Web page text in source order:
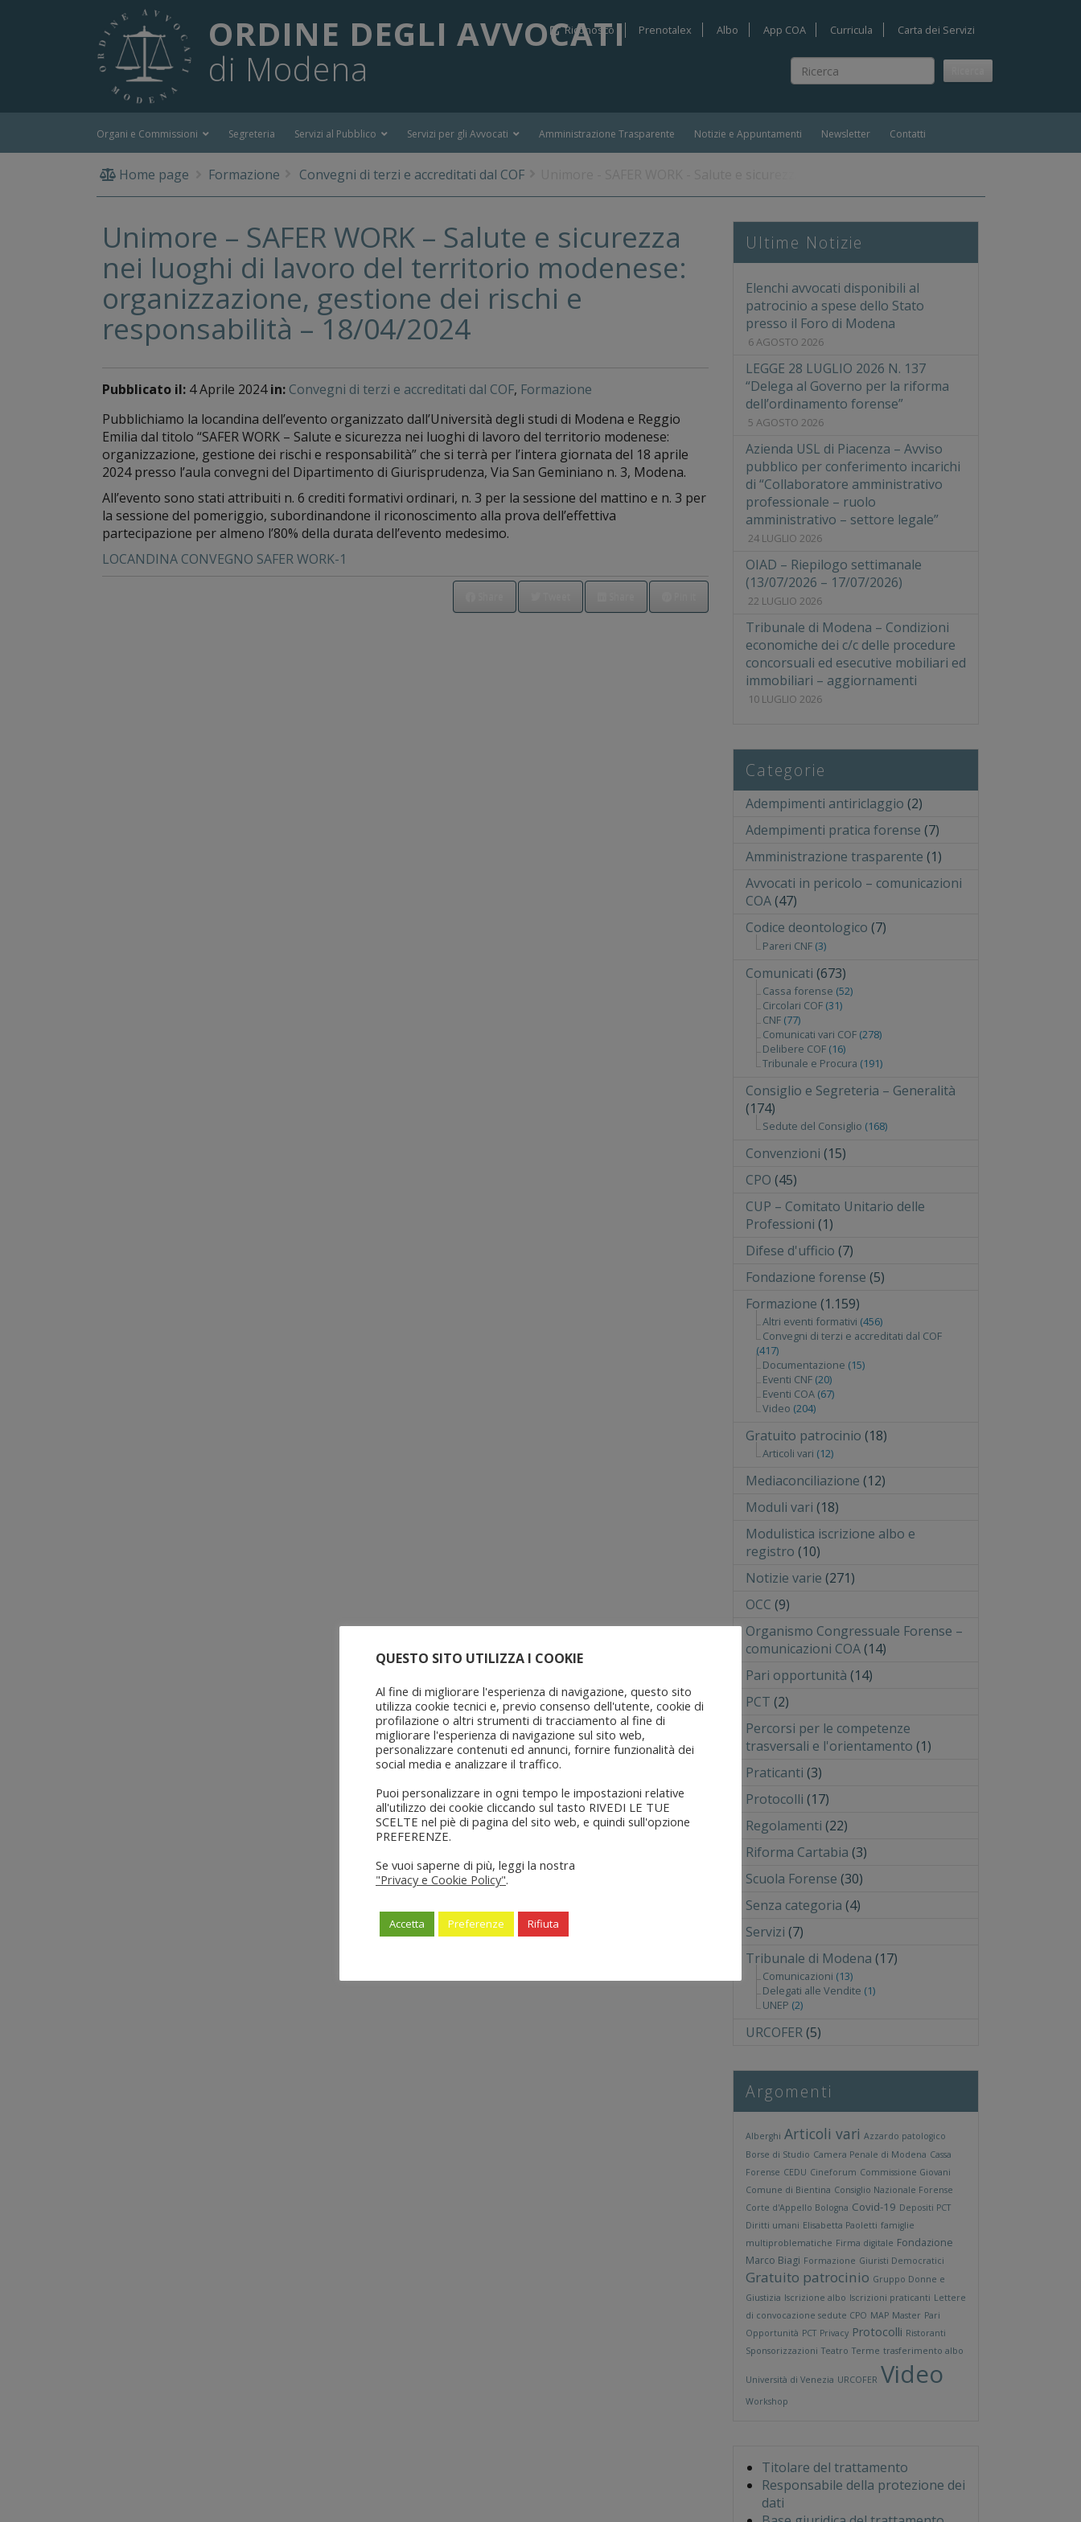
ORDINE DEGLI AVVOCATI
di Modena
Ricerca
Riconosco Prenotalex Albo App COA Curricula Carta dei Servizi
Organi e Commissioni Segreteria Servizi al Pubblico Servizi per gli Avvocati Amministrazione Trasparente Notizie e Appuntamenti Newsletter Contatti
Home page Formazione Convegni di terzi e accreditati dal COF
Unimore – SAFER WORK – Salute e sicurezza
nei luoghi di lavoro del territorio modenese:
organizzazione, gestione dei rischi e
responsabilità – 18/04/2024
Pubblicato il: 4 Aprile 2024in: Convegni di terzi e accreditati dal COF, Formazione
Pubblichiamo la locandina dell’evento organizzato dall’Università degli studi di Modena e Reggio
Emilia dal titolo “SAFER WORK – Salute e sicurezza nei luoghi di lavoro del territorio modenese:
organizzazione, gestione dei rischi e responsabilità” che si terrà per l’intera giornata del 18 aprile
2024 presso l’aula convegni del Dipartimento di Giurisprudenza, Via San Geminiano n. 3, Modena.
All’evento sono stati attribuiti n. 6 crediti formativi ordinari, n. 3 per la sessione del mattino e n. 3 per
la sessione del pomeriggio, subordinandone il riconoscimento alla prova dell’effettiva
partecipazione per almeno l’80% della durata dell’evento medesimo.
LOCANDINA CONVEGNO SAFER WORK-1
Ultime Notizie
Elenchi avvocati disponibili al
patrocinio a spese dello Stato
presso il Foro di Modena
6 AGOSTO 2026
LEGGE 28 LUGLIO 2026 N. 137
“Delega al Governo per la riforma
dell’ordinamento forense”
5 AGOSTO 2026
Azienda USL di Piacenza – Avviso
pubblico per conferimento incarichi
di “Collaboratore amministrativo
professionale – ruolo
amministrativo – settore legale”
24 LUGLIO 2026
OIAD – Riepilogo settimanale
(13/07/2026 – 17/07/2026)
22 LUGLIO 2026
Tribunale di Modena – Condizioni
economiche dei c/c delle procedure
concorsuali ed esecutive mobiliari ed
immobiliari – aggiornamenti
10 LUGLIO 2026
Categorie
Adempimenti antiriclaggio (2)
Adempimenti pratica forense (7)
Amministrazione trasparente (1)
Avvocati in pericolo – comunicazioni
COA(47)
Codice deontologico (7)
Pareri CNF (3)
Comunicati (673)
Cassa forense (52)
Circolari COF (31)
CNF (77)
Comunicati vari COF (278)
Delibere COF (16)
Tribunale e Procura (191)
Consiglio e Segreteria – Generalità
(174)
Sedute del Consiglio (168)
Convenzioni (15)
CPO (45)
CUP – Comitato Unitario delle
Professioni (1)
Difese d'ufficio (7)
Fondazione forense (5)
Formazione (1.159)
Altri eventi formativi (456)
Convegni di terzi e accreditati dal COF
(417)
Documentazione (15)
Eventi CNF (20)
Eventi COA (67)
Video (204)
Gratuito patrocinio (18)
Articoli vari (12)
Mediaconciliazione (12)
Moduli vari (18)
Modulistica iscrizione albo e
registro (10)
Notizie varie (271)
OCC (9)
Organismo Congressuale Forense –
comunicazioni COA(14)
Pari opportunità (14)
PCT (2)
Percorsi per le competenze
trasversali e l'orientamento (1)
Praticanti (3)
Protocolli (17)
Regolamenti (22)
Riforma Cartabia (3)
Scuola Forense (30)
Senza categoria (4)
Servizi (7)
Tribunale di Modena (17)
Comunicazioni (13)
Delegati alle Vendite (1)
UNEP (2)
URCOFER(5)
Argomenti
Alberghi Articoli vari Azzardo patologico
Borse di Studio Camera Penale di Modena Cassa
Forense CEDU Cineforum Commissione Giovani
Comune di Bientina Consiglio Nazionale Forense
Corte d'Appello Bologna Covid-19 Depositi PCT
Diritti umani Elisabetta Paoletti famiglie
multiproblematiche Firma digitale Fondazione
Marco Biagi Formazione Giuristi Democratici
Gratuito patrocinio Gruppo Donne e
Giustizia Iscrizione albo Iscrizioni praticanti Lettere
di convocazione sedute CPO MAP Master Pari
Opportunità PCT Privacy Protocolli Ristoranti
Sponsorizzazioni Teatro Terme trasferimento albo
Università di Venezia URCOFER Video
Workshop
Titolare del trattamento
Responsabile della protezione dei
dati
QUESTO SITO UTILIZZA I COOKIE
Al fine di migliorare l'esperienza di navigazione, questo sito
utilizza cookie tecnici e, previo consenso dell'utente, cookie di
profilazione o altri strumenti di tracciamento al fine di
migliorare l'esperienza di navigazione sul sito web,
personalizzare contenuti ed annunci, fornire funzionalità dei
social media e analizzare il traffico.
Puoi personalizzare in ogni tempo le impostazioni relative
all'utilizzo dei cookie cliccando sul tasto RIVEDI LE TUE
SCELTE nel piè di pagina del sito web, e quindi sull'opzione
PREFERENZE.
Se vuoi saperne di più, leggi la nostra
"Privacy e Cookie Policy".
Accetta Preferenze Rifiuta